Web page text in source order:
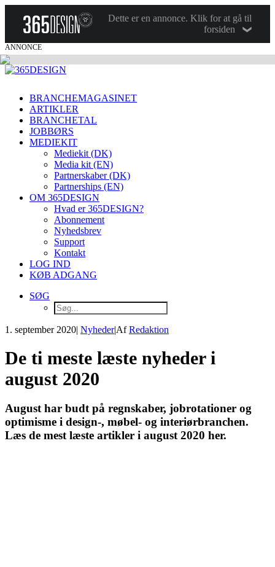
Dette er en annonce. Klik for at gå til
forsiden
ANNONCE
BRANCHEMAGASINET
ARTIKLER
BRANCHETAL
JOBBØRS
MEDIEKIT
Mediekit (DK)
Media kit (EN)
Partnerskaber (DK)
Partnerships (EN)
OM 365DESIGN
Hvad er 365DESIGN?
Abonnement
Nyhedsbrev
Support
Kontakt
LOG IND
KØB ADGANG
SØG
1. september 2020| Nyheder|AfRedaktion
De ti meste læste nyheder i
august 2020
August har budt på regnskaber, jobrotationer og
optimisme i design-, møbel- og interiørbranchen.
Læs de mest læste artikler i august 2020 her.